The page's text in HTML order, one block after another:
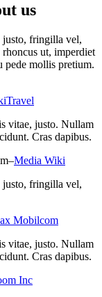
us
justo, fringilla vel,
ut, imperdiet
pede mollis pretium.
vitae, justo. Nullam
Cras dapibus.
–Media Wiki
justo, fringilla vel,
Mobilcom
vitae, justo. Nullam
Cras dapibus.
Inc